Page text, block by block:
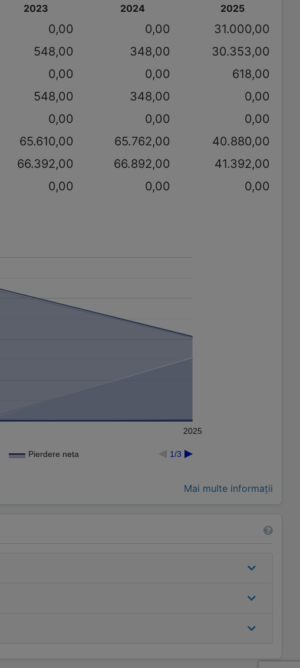
2023 2024 2025
0,00 0,00
31.000,00
548,00 348,00
30.353,00
0,00 0,00
618,00
548,00 348,00
0,00
0,00 0,00
0,00
65.610,00 65.762,00
40.880,00
66.392,00 66.892,00
41.392,00
0,00 0,00 0,00
Pierdere neta 1/3
2025
Mai multe informații